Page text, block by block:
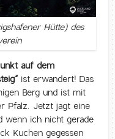
Hütte) des
auf dem
ist erwandert! Das
Berg und ist mit
Pfalz. Jetzt jagt eine
wenn ich nicht gerade
Kuchen gegessen